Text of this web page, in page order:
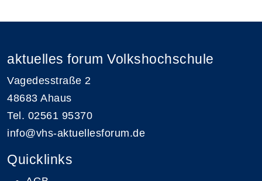
aktuelles forum Volkshochschule
Vagedesstraße 2
48683 Ahaus
Tel. 02561 95370
info@vhs-aktuellesforum.de
Quicklinks